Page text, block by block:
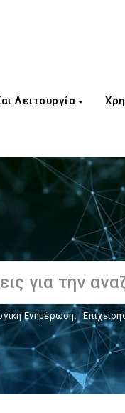
Λειτουργία
Ενημέρωση,